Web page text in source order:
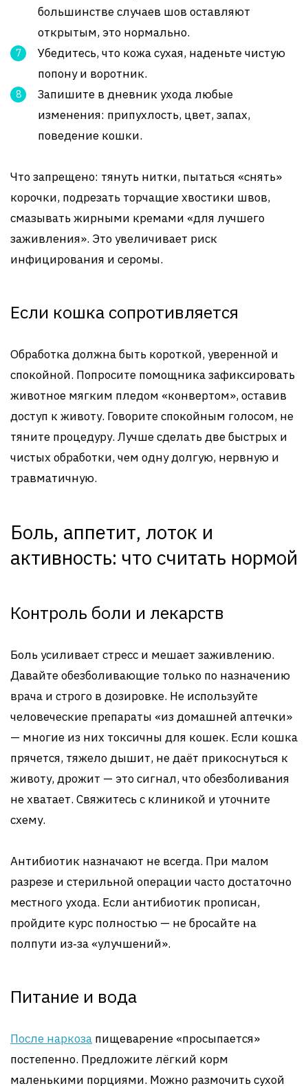
большинстве случаев шов оставляют
открытым, это нормально.
Убедитесь, что кожа сухая, наденьте чистую
попону и воротник.
Запишите в дневник ухода любые
изменения: припухлость, цвет, запах,
поведение кошки.
Что запрещено: тянуть нитки, пытаться «снять»
корочки, подрезать торчащие хвостики швов,
смазывать жирными кремами «для лучшего
заживления». Это увеличивает риск
инфицирования и серомы.
Если кошка сопротивляется
Обработка должна быть короткой, уверенной и
спокойной. Попросите помощника зафиксировать
животное мягким пледом «конвертом», оставив
доступ к животу. Говорите спокойным голосом, не
тяните процедуру. Лучше сделать две быстрых и
чистых обработки, чем одну долгую, нервную и
травматичную.
Боль, аппетит, лоток и
активность: что считать нормой
Контроль боли и лекарств
Боль усиливает стресс и мешает заживлению.
Давайте обезболивающие только по назначению
врача и строго в дозировке. Не используйте
человеческие препараты «из домашней аптечки»
— многие из них токсичны для кошек. Если кошка
прячется, тяжело дышит, не даёт прикоснуться к
животу, дрожит — это сигнал, что обезболивания
не хватает. Свяжитесь с клиникой и уточните
схему.
Антибиотик назначают не всегда. При малом
разрезе и стерильной операции часто достаточно
местного ухода. Если антибиотик прописан,
пройдите курс полностью — не бросайте на
полпути из‑за «улучшений».
Питание и вода
После наркоза пищеварение «просыпается»
постепенно. Предложите лёгкий корм
маленькими порциями. Можно размочить сухой